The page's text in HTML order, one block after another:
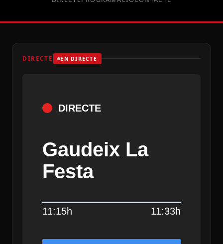
DIRECTE EN DIRECTE
DIRECTE
Gaudeix La
Festa
11:15h 11:33h